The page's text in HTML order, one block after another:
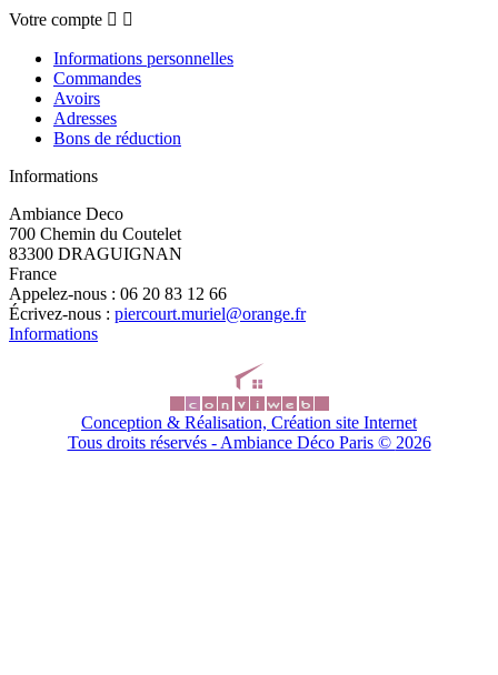
Votre compte  
Informations personnelles
Commandes
Avoirs
Adresses
Bons de réduction
Informations
Ambiance Deco
700 Chemin du Coutelet
83300 DRAGUIGNAN
France
Appelez-nous : 06 20 83 12 66
Écrivez-nous : piercourt.muriel@orange.fr
Informations
Conception & Réalisation, Création site Internet
Tous droits réservés - Ambiance Déco Paris © 2026